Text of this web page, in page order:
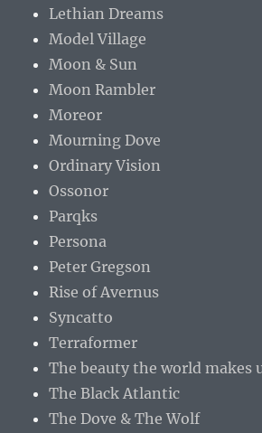
Lethian Dreams
Model Village
Moon & Sun
Moon Rambler
Moreor
Mourning Dove
Ordinary Vision
Ossonor
Parqks
Persona
Peter Gregson
Rise of Avernus
Syncatto
Terraformer
The beauty the world makes
The Black Atlantic
The Dove & The Wolf